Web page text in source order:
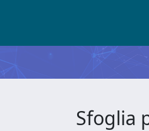
Sfoglia